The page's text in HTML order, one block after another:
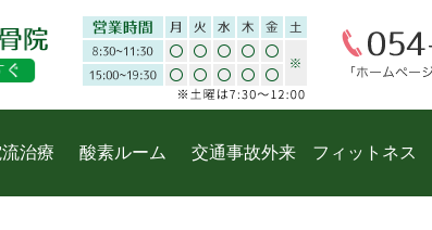
治療 酸素ルーム 交通事故外来 フィットネス